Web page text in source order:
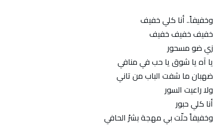
وخفيفاً.. أنا كلي خفيف
خفيف خفيف خفيف
زي ضو مسحور
يا آه يا شوق يا حب في منافي
ضهبان ما شفت الباب من تاني
ولا راعيت السور
أنا كلي حبور
وخفيفاً حلّت بي مهجة بشرْ الحافي